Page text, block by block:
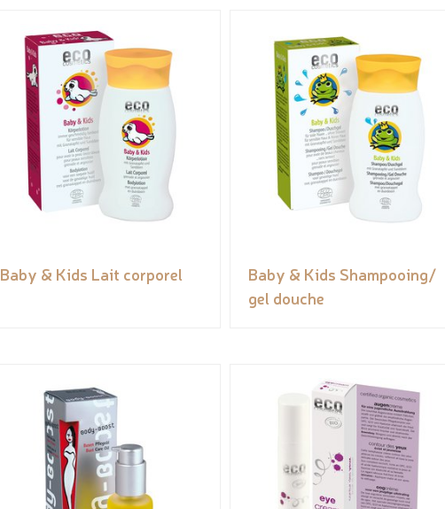
Baby & Kids Lait corporel
Baby & Kids Shampooing/
gel douche